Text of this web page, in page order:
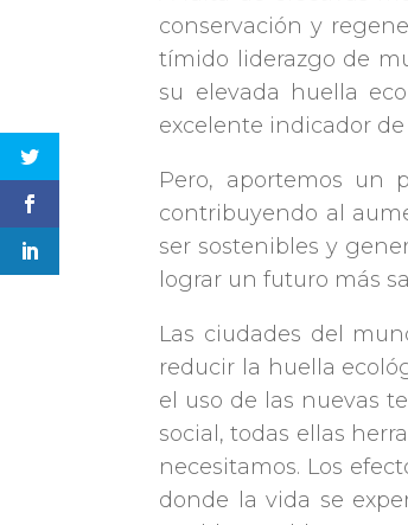
conservación y
tímido liderazgo de
su elevada huella
excelente indicador
Pero, aportemos un
contribuyendo al
ser sostenibles y
lograr un futuro más
Las ciudades del
reducir la huella
el uso de las nuevas
social, todas ellas
necesitamos. Los
donde la vida se